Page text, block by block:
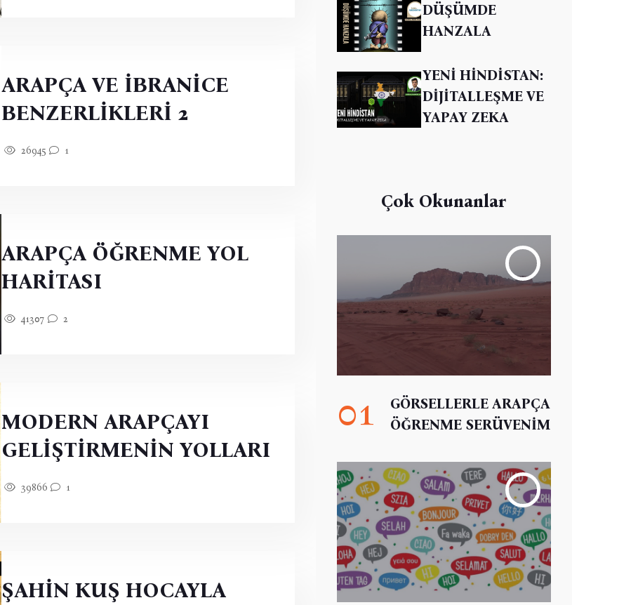
ARAPÇA VE İBRANİCE
BENZERLİKLERİ 2
26945 1
ARAPÇA ÖĞRENME YOL
HARİTASI
41307 2
MODERN ARAPÇAYI
GELİŞTİRMENİN YOLLARI
39866 1
ŞAHİN KUŞ HOCAYLA
DÜŞÜMDE
HANZALA
YENİ HİNDİSTAN:
DİJİTALLEŞME VE
YAPAY ZEKA
Çok Okunanlar
01
GÖRSELLERLE ARAPÇA
ÖĞRENME SERÜVENİM